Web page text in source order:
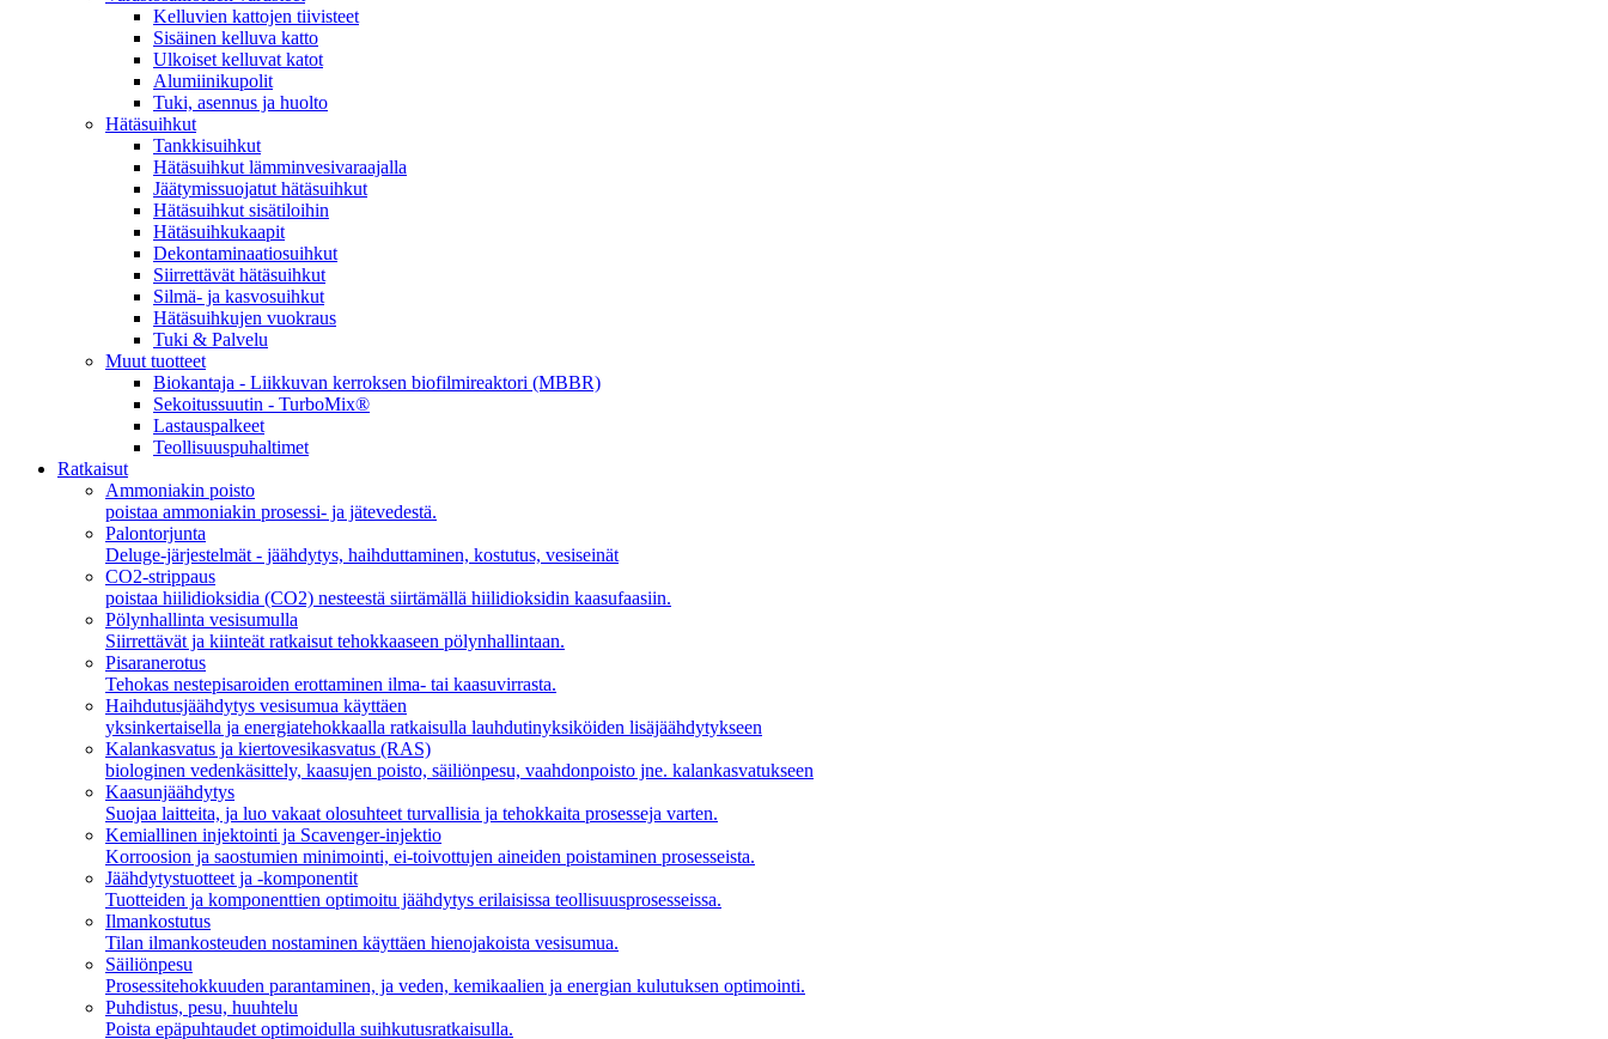
Kelluvien kattojen tiivisteet
Sisäinen kelluva katto
Ulkoiset kelluvat katot
Alumiinikupolit
Tuki, asennus ja huolto
Hätäsuihkut
Tankkisuihkut
Hätäsuihkut lämminvesivaraajalla
Jäätymissuojatut hätäsuihkut
Hätäsuihkut sisätiloihin
Hätäsuihkukaapit
Dekontaminaatiosuihkut
Siirrettävät hätäsuihkut
Silmä- ja kasvosuihkut
Hätäsuihkujen vuokraus
Tuki & Palvelu
Muut tuotteet
Biokantaja - Liikkuvan kerroksen biofilmireaktori (MBBR)
Sekoitussuutin - TurboMix®
Lastauspalkeet
Teollisuuspuhaltimet
Ratkaisut
Ammoniakin poisto
poistaa ammoniakin prosessi- ja jätevedestä.
Palontorjunta
Deluge-järjestelmät - jäähdytys, haihduttaminen, kostutus, vesiseinät
CO2-strippaus
poistaa hiilidioksidia (CO2) nesteestä siirtämällä hiilidioksidin kaasufaasiin.
Pölynhallinta vesisumulla
Siirrettävät ja kiinteät ratkaisut tehokkaaseen pölynhallintaan.
Pisaranerotus
Tehokas nestepisaroiden erottaminen ilma- tai kaasuvirrasta.
Haihdutusjäähdytys vesisumua käyttäen
yksinkertaisella ja energiatehokkaalla ratkaisulla lauhdutinyksiköiden lisäjäähdytykseen
Kalankasvatus ja kiertovesikasvatus (RAS)
biologinen vedenkäsittely, kaasujen poisto, säiliönpesu, vaahdonpoisto jne. kalankasvatukseen
Kaasunjäähdytys
Suojaa laitteita, ja luo vakaat olosuhteet turvallisia ja tehokkaita prosesseja varten.
Kemiallinen injektointi ja Scavenger-injektio
Korroosion ja saostumien minimointi, ei-toivottujen aineiden poistaminen prosesseista.
Jäähdytystuotteet ja -komponentit
Tuotteiden ja komponenttien optimoitu jäähdytys erilaisissa teollisuusprosesseissa.
Ilmankostutus
Tilan ilmankosteuden nostaminen käyttäen hienojakoista vesisumua.
Säiliönpesu
Prosessitehokkuuden parantaminen, ja veden, kemikaalien ja energian kulutuksen optimointi.
Puhdistus, pesu, huuhtelu
Poista epäpuhtaudet optimoidulla suihkutusratkaisulla.